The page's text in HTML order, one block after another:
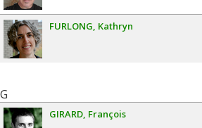
FURLONG Kathryn
G
GIRARD François